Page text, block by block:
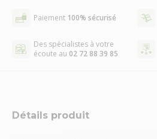
Paiement 100% sécurisé
Des spécialistes à votre
écoute au 02 72 88 39 85
Détails produit